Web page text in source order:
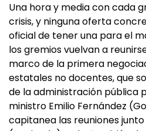
Una hora y media con cada
crisis, y ninguna oferta
oficial de tener una para el
los gremios vuelvan a
marco de la primera
estatales no docentes, que
de la administración pública
ministro Emilio Fernández
capitanea las reuniones